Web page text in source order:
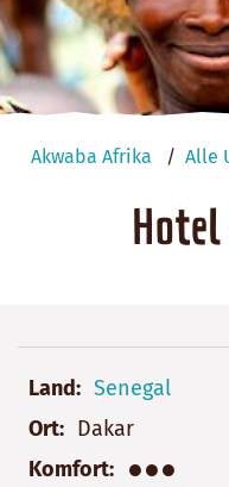
Akwaba Afrika Alle
Hotel
Land
Senegal
Ort
Dakar
Komfort
●●●